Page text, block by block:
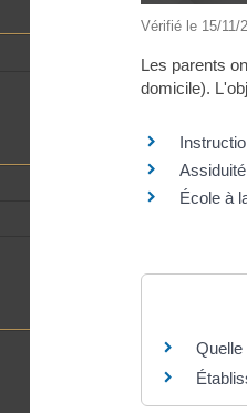
Vérifié le 15/11/
Les parents
domicile).
École à
Quelle